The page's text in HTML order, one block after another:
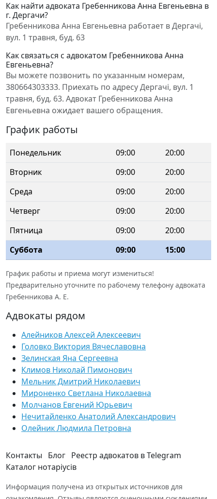
Как найти адвоката Гребенникова Анна Евгеньевна в
г. Дергачи?
Гребенникова Анна Евгеньевна работает в Дергачі,
вул. 1 травня, буд. 63
Как связаться с адвокатом Гребенникова Анна
Евгеньевна?
Вы можете позвонить по указанным номерам,
380664303333. Приехать по адресу Дергачі, вул. 1
травня, буд. 63. Адвокат Гребенникова Анна
Евгеньевна ожидает вашего обращения.
График работы
Понедельник 09:00
20:00
Вторник
09:00
20:00
Среда
09:00
20:00
Четверг
09:00
20:00
Пятница
09:00
20:00
Суббота
09:00 15:00
График работы и приема могут измениться!
Предварительно уточните по рабочему телефону адвоката
Гребенникова А. Е.
Адвокаты рядом
Алейников Алексей Алексеевич
Головко Виктория Вячеславовна
Зелинская Яна Сергеевна
Климов Николай Пимонович
Мельник Дмитрий Николаевич
Мироненко Светлана Николаевна
Молчанов Евгений Юрьевич
Нечитайленко Анатолий Александрович
Олейник Людмила Петровна
Контакты Блог Реестр адвокатов в Telegram
Каталог нотаріусів
Информация получена из открытых источников для